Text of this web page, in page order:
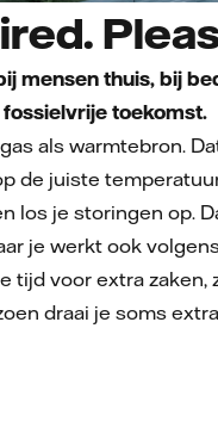
mensen thuis, bij
toekomst.
als warmtebron.
de juiste
je storingen op.
je werkt ook
voor extra
draai je soms